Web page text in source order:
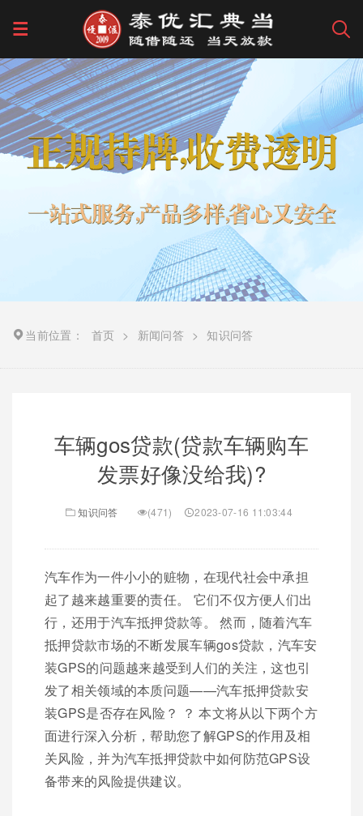
当前位置： 首页 > 新闻问答 > 知识问答
车辆gos贷款(贷款车辆购车
发票好像没给我)?
知识问答 (471) 2023-07-16 11:03:44
汽车作为一件小小的赃物，在现代社会中承担
起了越来越重要的责任。 它们不仅方便人们出
行，还用于汽车抵押贷款等。 然而，随着汽车
抵押贷款市场的不断发展车辆gos贷款，汽车安
装GPS的问题越来越受到人们的关注，这也引
发了相关领域的本质问题——汽车抵押贷款安
装GPS是否存在风险？ ？ 本文将从以下两个方
面进行深入分析，帮助您了解GPS的作用及相
关风险，并为汽车抵押贷款中如何防范GPS设
备带来的风险提供建议。